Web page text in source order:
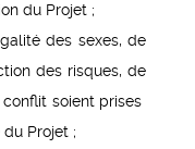
du Projet ;
des sexes, de
des risques, de
soient prises
Projet ;